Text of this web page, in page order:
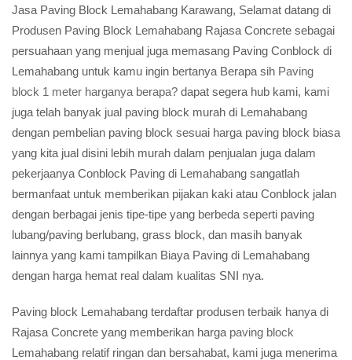
Jasa Paving Block Lemahabang Karawang, Selamat datang di
Produsen Paving Block Lemahabang Rajasa Concrete sebagai
persuahaan yang menjual juga memasang Paving Conblock di
Lemahabang untuk kamu ingin bertanya Berapa sih Paving
block 1 meter harganya berapa? dapat segera hub kami, kami
juga telah banyak jual paving block murah di Lemahabang
dengan pembelian paving block sesuai harga paving block biasa
yang kita jual disini lebih murah dalam penjualan juga dalam
pekerjaanya Conblock Paving di Lemahabang sangatlah
bermanfaat untuk memberikan pijakan kaki atau Conblock jalan
dengan berbagai jenis tipe-tipe yang berbeda seperti paving
lubang/paving berlubang, grass block, dan masih banyak
lainnya yang kami tampilkan Biaya Paving di Lemahabang
dengan harga hemat real dalam kualitas SNI nya.
Paving block Lemahabang terdaftar produsen terbaik hanya di
Rajasa Concrete yang memberikan harga paving block
Lemahabang relatif ringan dan bersahabat, kami juga menerima